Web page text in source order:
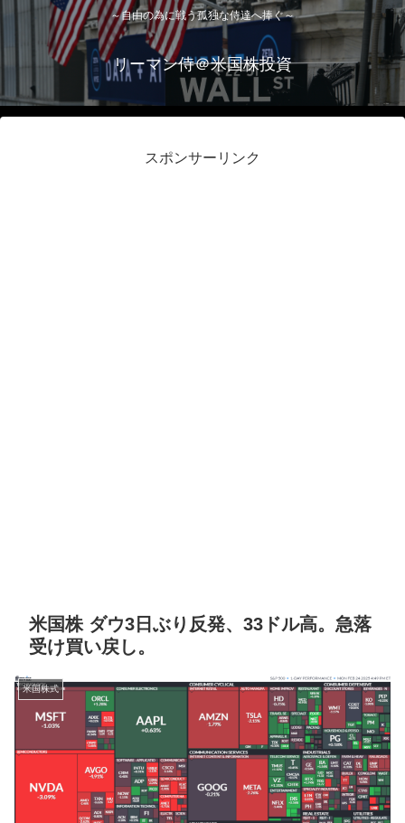
～自由の為に戦う孤独な侍達へ捧ぐ～
リーマン侍＠米国株投資
スポンサーリンク
米国株 ダウ3日ぶり反発、33ドル高。急落
受け買い戻し。
米国株式